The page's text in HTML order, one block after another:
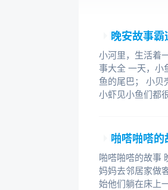
第二只小鸟出
五只毛绒绒的
兴。
小朋友们，
护他，保护他
晚安故事霸
小河里，生活着
事大全 一天，小
鱼的尾巴； 小贝
小虾见小鱼们都
啪嗒啪嗒的
啪嗒啪嗒的故事
妈妈去邻居家做
始他们躺在床上